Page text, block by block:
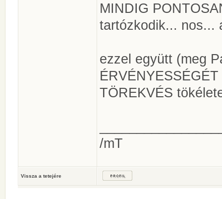
MINDIG
tartózkodik... nos...
ezzel együtt (meg
TÖREKVÉS
/mT
Vissza a tetejére